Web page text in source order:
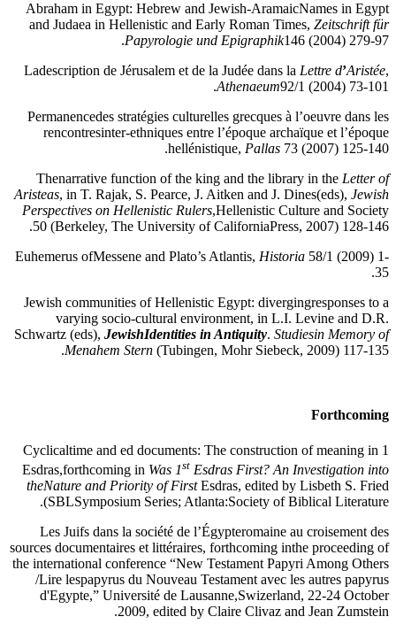
Abraham in Egypt: Hebrew and Jewish-AramaicNames in Egypt
and Judaea in Hellenistic and Early Roman Times, Zeitschrift für
Papyrologie und Epigraphik146 (2004) 279-97.
Ladescription de Jérusalem et de la Judée dans la Lettre d’Aristée,
Athenaeum92/1 (2004) 73-101.
Permanencedes stratégies culturelles grecques à l’oeuvre dans les
rencontresinter-ethniques entre l’époque archaïque et l’époque
hellénistique, Pallas 73 (2007) 125-140.
Thenarrative function of the king and the library in the Letter of
Aristeas, in T. Rajak, S. Pearce, J. Aitken and J. Dines(eds), Jewish
Perspectives on Hellenistic Rulers,Hellenistic Culture and Society
50 (Berkeley, The University of CaliforniaPress, 2007) 128-146.
Euhemerus ofMessene and Plato’s Atlantis, Historia 58/1 (2009) 1-
35.
Jewish communities of Hellenistic Egypt: divergingresponses to a
varying socio-cultural environment, in L.I. Levine and D.R.
Schwartz (eds), JewishIdentities in Antiquity. Studiesin Memory of
Menahem Stern (Tubingen, Mohr Siebeck, 2009) 117-135.
Forthcoming
Cyclicaltime and ed documents: The construction of meaning in 1
Esdras,forthcoming in Was 1st Esdras First? An Investigation into
theNature and Priority of FirstEsdras, edited by Lisbeth S. Fried
(SBLSymposium Series; Atlanta:Society of Biblical Literature.
Les Juifs dans la société de l’Égypteromaine au croisement des
sources documentaires et littéraires, forthcoming inthe proceeding of
the international conference “New Testament Papyri Among Others
/Lire lespapyrus du Nouveau Testament avec les autres papyrus
d'Egypte,” Université de Lausanne,Swizerland, 22-24 October
2009, edited by Claire Clivaz and Jean Zumstein.